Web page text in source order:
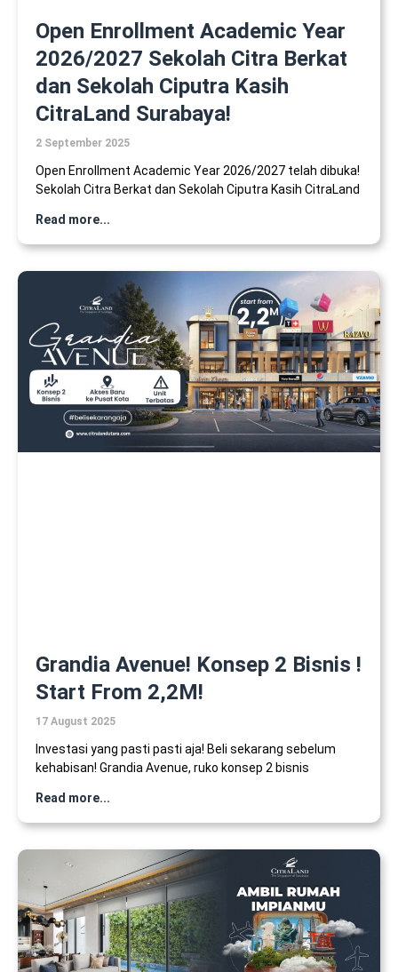
Open Enrollment Academic Year
2026/2027 Sekolah Citra Berkat
dan Sekolah Ciputra Kasih
CitraLand Surabaya!
2 September 2025
Open Enrollment Academic Year 2026/2027 telah dibuka!
Sekolah Citra Berkat dan Sekolah Ciputra Kasih CitraLand
Read more...
Grandia Avenue! Konsep 2 Bisnis !
Start From 2,2M!
17 August 2025
Investasi yang pasti pasti aja! Beli sekarang sebelum
kehabisan! Grandia Avenue, ruko konsep 2 bisnis
Read more...